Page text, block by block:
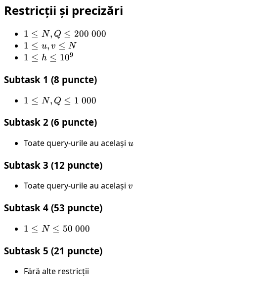
Restricții și precizări
1
\leq
N,
\leq
\
1 ≤ N, Q ≤ 200 000
1
\leq
\leq
1 ≤ u, v ≤ N
1
h
10^9
1 ≤ h ≤ 109
Subtask 1 (8 puncte)
1
N,
\leq
000
1 ≤ N, Q ≤ 1 000
Subtask 2 (6 puncte)
Toate query-urile au același u
u
Subtask 3 (12 puncte)
Toate query-urile au același v
v
Subtask 4 (53 puncte)
1
N
50
1 ≤ N ≤ 50 000
Subtask 5 (21 puncte)
Fără alte restricții